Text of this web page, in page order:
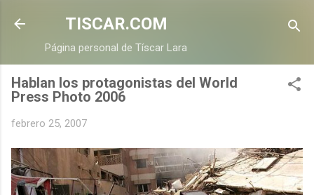
Ir al contenido principal
TISCAR.COM
Página personal de Tíscar Lara
Hablan los protagonistas del World
Press Photo 2006
febrero 25, 2007